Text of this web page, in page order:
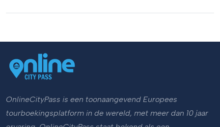
OnlineCityPass is een toonaangevend Europees
tourboekingsplatform in de wereld, met meer dan 10 jaar